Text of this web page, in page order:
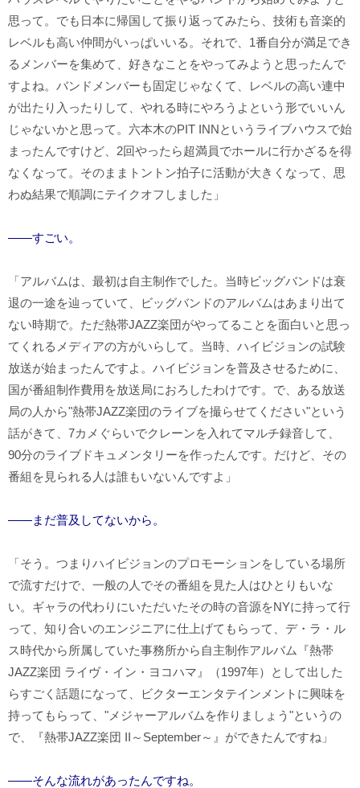
思って。でも日本に帰国して振り返ってみたら、技術も音楽的
レベルも高い仲間がいっぱいいる。それで、1番自分が満足でき
るメンバーを集めて、好きなことをやってみようと思ったんで
すよね。バンドメンバーも固定じゃなくて、レベルの高い連中
が出たり入ったりして、やれる時にやろうよという形でいいん
じゃないかと思って。六本木のPIT INNというライブハウスで始
まったんですけど、2回やったら超満員でホールに行かざるを得
なくなって。そのままトントン拍子に活動が大きくなって、思
わぬ結果で順調にテイクオフしました」
――すごい。
「アルバムは、最初は自主制作でした。当時ビッグバンドは衰
退の一途を辿っていて、ビッグバンドのアルバムはあまり出て
ない時期で。ただ熱帯JAZZ楽団がやってることを面白いと思っ
てくれるメディアの方がいらして。当時、ハイビジョンの試験
放送が始まったんですよ。ハイビジョンを普及させるために、
国が番組制作費用を放送局におろしたわけです。で、ある放送
局の人から"熱帯JAZZ楽団のライブを撮らせてください"という
話がきて、7カメぐらいでクレーンを入れてマルチ録音して、
90分のライブドキュメンタリーを作ったんです。だけど、その
番組を見られる人は誰もいないんですよ」
――まだ普及してないから。
「そう。つまりハイビジョンのプロモーションをしている場所
で流すだけで、一般の人でその番組を見た人はひとりもいな
い。ギャラの代わりにいただいたその時の音源をNYに持って行
って、知り合いのエンジニアに仕上げてもらって、デ・ラ・ル
ス時代から所属していた事務所から自主制作アルバム『熱帯
JAZZ楽団 ライヴ・イン・ヨコハマ』（1997年）として出した
らすごく話題になって、ビクターエンタテインメントに興味を
持ってもらって、"メジャーアルバムを作りましょう"というの
で、『熱帯JAZZ楽団 II～September～』ができたんですね」
――そんな流れがあったんですね。